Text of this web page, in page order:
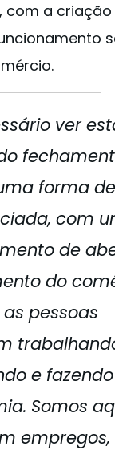
com a criação
ver
forma
com
de
do
pessoas
e
Somos
empregos,